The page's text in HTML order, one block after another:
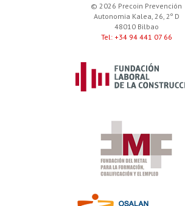
© 2026 Precoin Prevención
Autonomia Kalea, 26, 2º D
48010 Bilbao
Tel: +34 94 441 07 66